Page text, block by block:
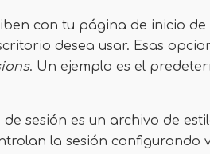
con tu página de inicio de
desea usar. Esas
. Un ejemplo es el
sesión es un archivo de
la sesión configurando